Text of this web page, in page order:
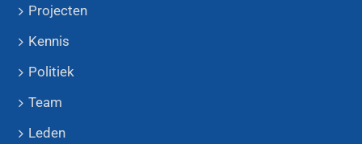
Projecten
Kennis
Politiek
Team
Leden